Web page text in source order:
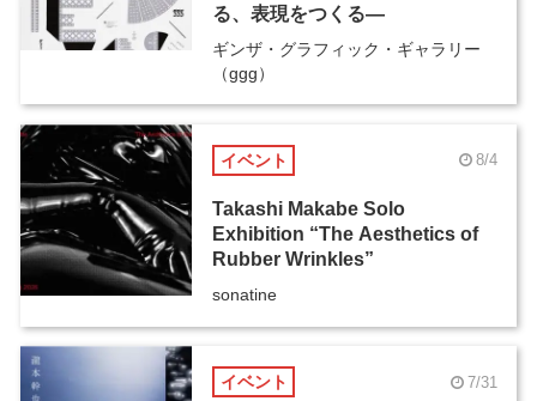
る、表現をつくる―
ギンザ・グラフィック・ギャラリー
（ggg）
イベント 8/4
Takashi Makabe Solo
Exhibition “The Aesthetics of
Rubber Wrinkles”
sonatine
イベント 7/31